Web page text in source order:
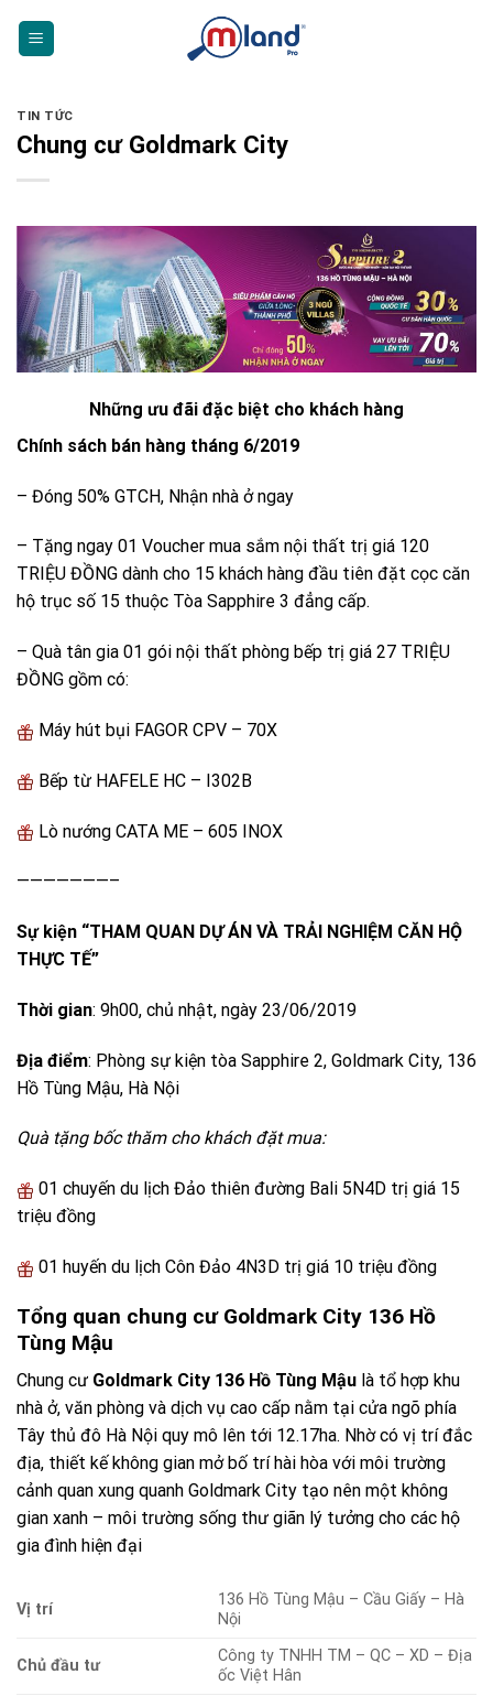
TIN TỨC
Chung cư Goldmark City
Những ưu đãi đặc biệt cho khách hàng
Chính sách bán hàng tháng 6/2019
– Đóng 50% GTCH, Nhận nhà ở ngay
– Tặng ngay 01 Voucher mua sắm nội thất trị giá 120
TRIỆU ĐỒNG dành cho 15 khách hàng đầu tiên đặt cọc căn
hộ trục số 15 thuộc Tòa Sapphire 3 đẳng cấp.
– Quà tân gia 01 gói nội thất phòng bếp trị giá 27 TRIỆU
ĐỒNG gồm có:
Máy hút bụi FAGOR CPV – 70X
Bếp từ HAFELE HC – I302B
Lò nướng CATA ME – 605 INOX
———————–
Sự kiện “THAM QUAN DỰ ÁN VÀ TRẢI NGHIỆM CĂN HỘ
THỰC TẾ”
Thời gian: 9h00, chủ nhật, ngày 23/06/2019
Địa điểm: Phòng sự kiện tòa Sapphire 2, Goldmark City, 136
Hồ Tùng Mậu, Hà Nội
Quà tặng bốc thăm cho khách đặt mua:
01 chuyến du lịch Đảo thiên đường Bali 5N4D trị giá 15
triệu đồng
01 huyến du lịch Côn Đảo 4N3D trị giá 10 triệu đồng
Tổng quan chung cư Goldmark City 136 Hồ
Tùng Mậu
Chung cư Goldmark City 136 Hồ Tùng Mậu là tổ hợp khu
nhà ở, văn phòng và dịch vụ cao cấp nằm tại cửa ngõ phía
Tây thủ đô Hà Nội quy mô lên tới 12.17ha. Nhờ có vị trí đắc
địa, thiết kế không gian mở bố trí hài hòa với môi trường
cảnh quan xung quanh Goldmark City tạo nên một không
gian xanh – môi trường sống thư giãn lý tưởng cho các hộ
gia đình hiện đại
Vị trí
136 Hồ Tùng Mậu – Cầu Giấy – Hà
Nội
Chủ đầu tư
Công ty TNHH TM – QC – XD – Địa
ốc Việt Hân